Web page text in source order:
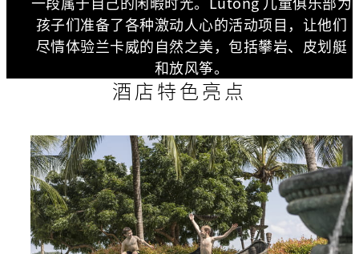
孩子们准备了各种激动人心的活动项目，让他们
尽情体验兰卡威的自然之美，包括攀岩、皮划艇
和放风筝。
酒店特色亮点